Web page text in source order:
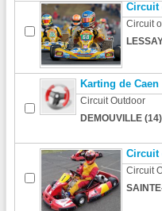
Circuit
Circuit
Karting de Caen
Circuit Outdoor
DEMOUVILLE (14)
Circuit
Circuit